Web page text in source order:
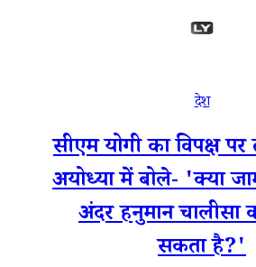
देश
सीएम योगी का विपक्ष
अयोध्या में बोले- 'क्या
अंदर हनुमान चालीसा
सकता है?'